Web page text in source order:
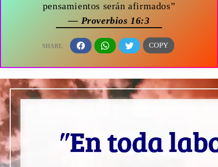
pensamientos serán afirmados”
— Proverbios 16:3